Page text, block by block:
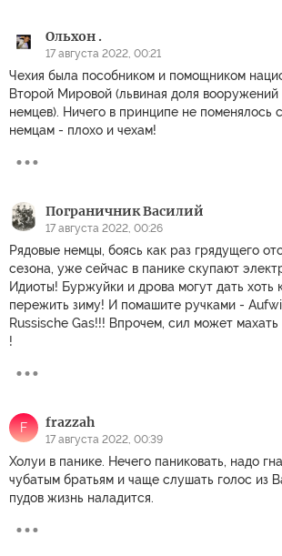
Ольхон .
17 августа 2022, 00:21
Чехия была пособником и помощником
Второй Мировой (львиная доля вооружений
немцев). Ничего в принципе не поменялось
немцам - плохо и чехам!
Пограничник Василий
17 августа 2022, 00:26
Рядовые немцы, боясь как раз грядущего
сезона, уже сейчас в панике скупают
Идиоты! Буржуйки и дрова могут дать хоть
пережить зиму! И помашите ручками -
Russische Gas!!! Впрочем, сил может махать
!
F frazzah
17 августа 2022, 00:39
Холуи в панике. Нечего паниковать, надо
чубатым братьям и чаще слушать голос из
пудов жизнь наладится.